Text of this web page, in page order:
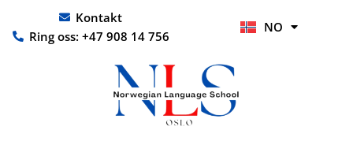
rett
Kontakt
Ring oss: +47 908 14 756
NO
HI